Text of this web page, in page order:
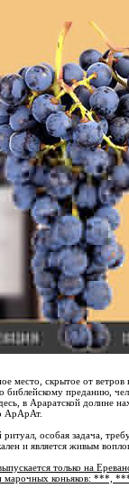
место, скрытое от
преданию,
в Араратской долине
АрАрАт.
ритуал, особая задача,
и является живым
только на
марочных коньяков: ***,